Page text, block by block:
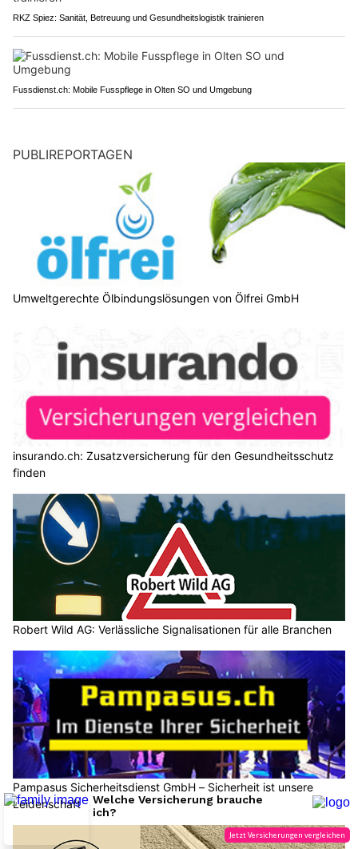
RKZ Spiez: Sanität, Betreuung und Gesundheitslogistik trainieren
Fussdienst.ch: Mobile Fusspflege in Olten SO und Umgebung
PUBLIREPORTAGEN
Umweltgerechte Ölbindungslösungen von Ölfrei GmbH
insurando.ch: Zusatzversicherung für den Gesundheitsschutz
finden
Robert Wild AG: Verlässliche Signalisationen für alle Branchen
Pampasus Sicherheitsdienst GmbH – Sicherheit ist unsere
Leidenschaft